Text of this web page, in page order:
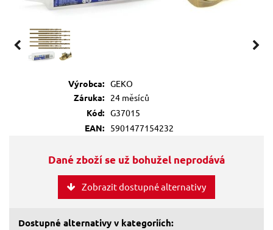
Výrobca: GEKO
Záruka:
24 měsíců
Kód: G37015
EAN:
5901477154232
Dané zboží se už bohužel neprodává
Zobrazit dostupné alternativy
Dostupné alternativy v kategoriích: